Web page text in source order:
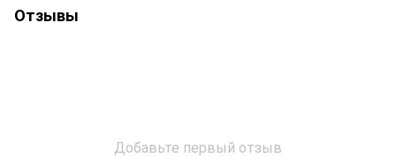
Отзывы
Добавьте первый отзыв